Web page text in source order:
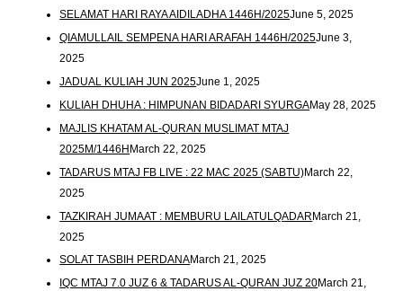
SELAMAT HARI RAYA AIDILADHA 1446H/2025June 5, 2025
QIAMULLAIL SEMPENA HARI ARAFAH 1446H/2025June 3,
2025
JADUAL KULIAH JUN 2025June 1, 2025
KULIAH DHUHA : HIMPUNAN BIDADARI SYURGAMay 28, 2025
MAJLIS KHATAM AL-QURAN MUSLIMAT MTAJ
2025M/1446HMarch 22, 2025
TADARUS MTAJ FB LIVE : 22 MAC 2025 (SABTU)March 22,
2025
TAZKIRAH JUMAAT : MEMBURU LAILATULQADARMarch 21,
2025
SOLAT TASBIH PERDANAMarch 21, 2025
IQC MTAJ 7.0 JUZ 6 & TADARUS AL-QURAN JUZ 20March 21,